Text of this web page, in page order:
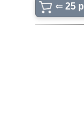
⇐ 25 p